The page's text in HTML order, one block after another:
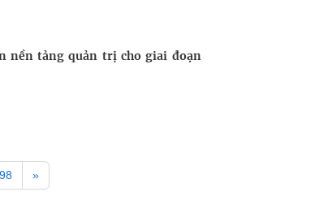
nền tảng quản trị cho giai đoạn
»